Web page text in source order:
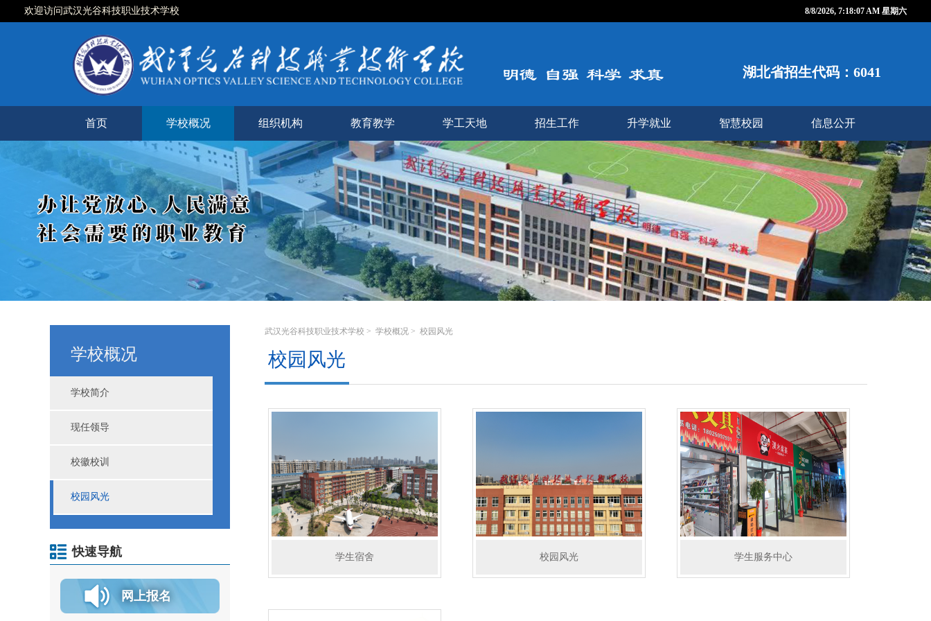
欢迎访问武汉光谷科技职业技术学校 8/8/2026, 7:18:08 AM 星期六
湖北省招生代码：6041
首页 学校概况
学校简介
现任领导
校徽校训
校园风光
组织机构 教育教学
管理规定
学工天地
学生风采
管理规定
学工简报
招生工作 升学就业
校企合作
智慧校园
智慧校园
信息公开
最新资讯
人事师资
财务收费
后勤管理
学校概况
学校简介
现任领导
校徽校训
校园风光
快速导航
网上报名
武汉光谷科技职业技术学校 > 学校概况 > 校园风光
校园风光
学生宿舍 校园风光 学生服务中心